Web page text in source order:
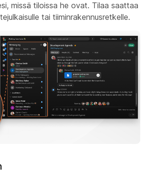
missä tiloissa he ovat. Tilaa saattaa
tai tiiminrakennusretkelle.